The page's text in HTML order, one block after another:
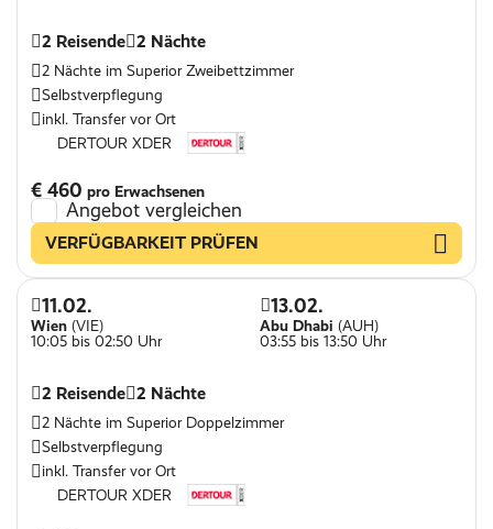
2 Reisende 2 Nächte
2 Nächte im Superior Zweibettzimmer
Selbstverpflegung
inkl. Transfer vor Ort
DERTOUR XDER
€ 460 pro Erwachsenen
Angebot vergleichen
VERFÜGBARKEIT PRÜFEN
11.02.
Wien (VIE)
10:05 bis 02:50 Uhr
13.02.
Abu Dhabi (AUH)
03:55 bis 13:50 Uhr
2 Reisende 2 Nächte
2 Nächte im Superior Doppelzimmer
Selbstverpflegung
inkl. Transfer vor Ort
DERTOUR XDER